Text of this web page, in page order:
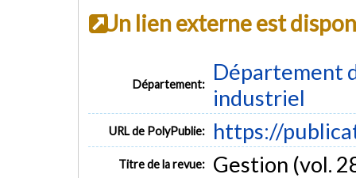
Un lien externe est
Département:
Département
industriel
URL de PolyPublie: https://
Titre de la revue: Gestion (vol.